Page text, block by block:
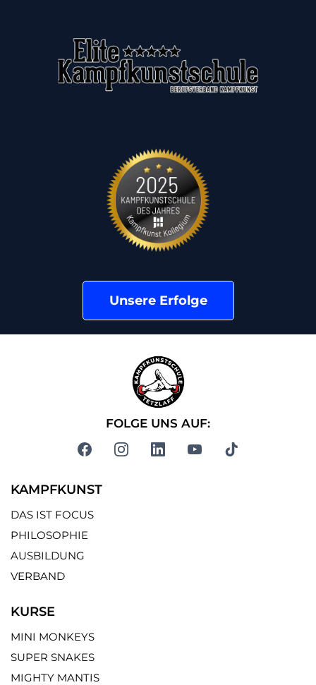
Unsere Erfolge
FOLGE UNS AUF:
KAMPFKUNST
DAS IST FOCUS
PHILOSOPHIE
AUSBILDUNG
VERBAND
KURSE
MINI MONKEYS
SUPER SNAKES
MIGHTY MANTIS